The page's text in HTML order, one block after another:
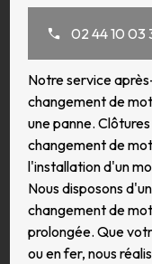
02 44 10 03
Notre service
changement de
une panne.
changement de
l'installation d'un
Nous disposons
changement de
prolongée. Que
ou en fer, nous